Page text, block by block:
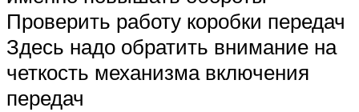
Проверить работу коробки передач
Здесь надо обратить внимание на
четкость механизма включения
передач